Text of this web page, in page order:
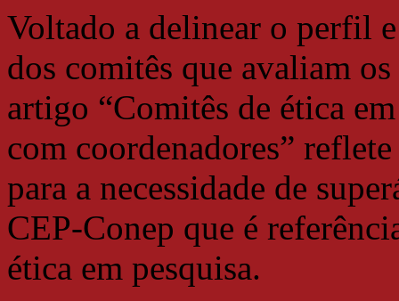
Voltado a delinear o perfil
dos comitês que avaliam
artigo “Comitês de ética
com coordenadores”
para a necessidade de
CEP-Conep que é
ética em pesquisa.